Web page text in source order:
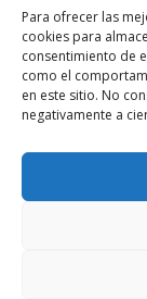
Para ofrecer las
cookies para
consentimiento de
como el
en este sitio. No
negativamente a
Electrorenover
Ayuda
Legal
Suscribete